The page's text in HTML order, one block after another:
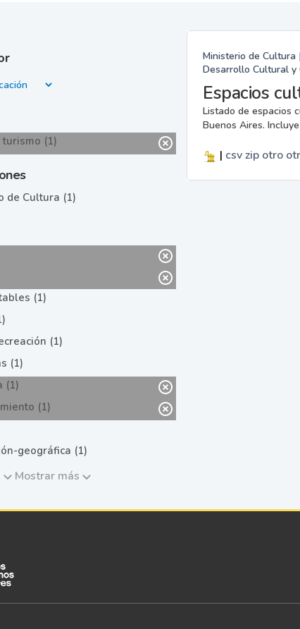
(1)
de Cultura (1)
(1)
(1)
(1)
(1)
(1)
geográfica (1)
Mostrar más
Ministerio de Cultura
Desarrollo Cultural y
Espacios
Listado de espacios
Buenos Aires.
| csvzip otro